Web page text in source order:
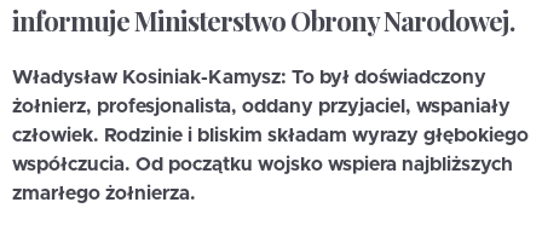
informuje Ministerstwo Obrony Narodowej.
Władysław Kosiniak-Kamysz: To był doświadczony
żołnierz, profesjonalista, oddany przyjaciel, wspaniały
człowiek. Rodzinie i bliskim składam wyrazy głębokiego
współczucia. Od początku wojsko wspiera najbliższych
zmarłego żołnierza.